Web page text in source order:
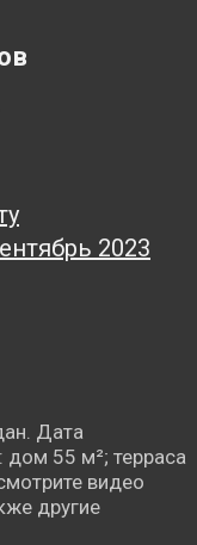
2023
Дата
55 м²; терраса
видео
другие